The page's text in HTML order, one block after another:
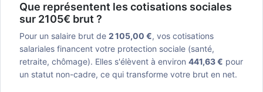
Que représentent les cotisations sociales
sur 2105€ brut ?
Pour un salaire brut de 2 105,00 €, vos cotisations
salariales financent votre protection sociale (santé,
retraite, chômage). Elles s'élèvent à environ 441,63 € pour
un statut non-cadre, ce qui transforme votre brut en net.